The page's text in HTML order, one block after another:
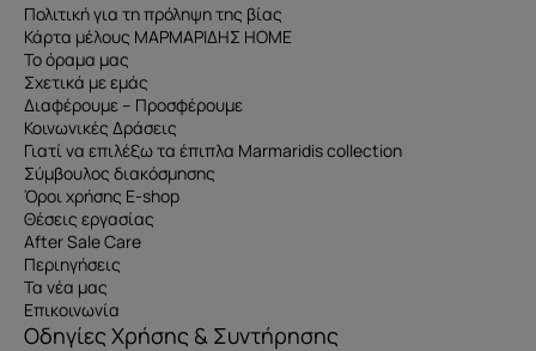
Πολιτική για τη πρόληψη της βίας
Κάρτα μέλους ΜΑΡΜΑΡΙΔΗΣ HOME
Το όραμα μας
Σχετικά με εμάς
Διαφέρουμε – Προσφέρουμε
Κοινωνικές Δράσεις
Γιατί να επιλέξω τα έπιπλα Marmaridis collection
Σύμβουλος διακόσμησης
Όροι χρήσης E-shop
Θέσεις εργασίας
After Sale Care
Περιηγήσεις
Τα νέα μας
Επικοινωνία
Οδηγίες Χρήσης & Συντήρησης